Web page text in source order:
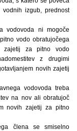
izgub, prednost
vodovoda ni mogoče
vodo obratujočega
zajetij za pitno vodo
z drugimi
novih zajetij
vodovoda treba
na nov ali obratujoč
novih zajetij za pitno
člena se smiselno